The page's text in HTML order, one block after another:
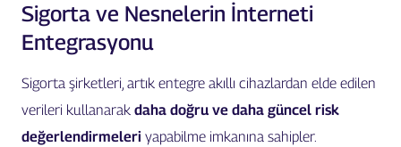
Sigorta ve Nesnelerin İnterneti
Entegrasyonu
Sigorta şirketleri, artık entegre akıllı cihazlardan elde edilen
verileri kullanarak daha doğru ve daha güncel risk
değerlendirmeleri yapabilme imkanına sahipler.